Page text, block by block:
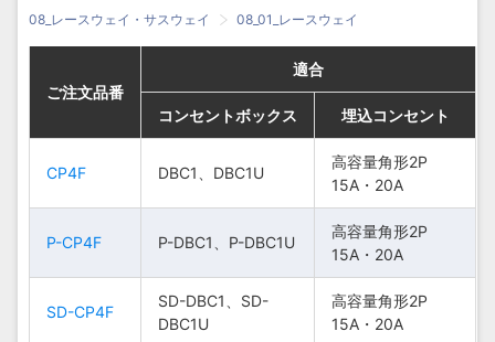
08_レースウェイ・サスウェイ 08_01_レースウェイ
ご注文品番
適合
コンセントボックス 埋込コンセント
CP4F DBC1、DBC1U
高容量角形2P
15A・20A
P-CP4F P-DBC1、P-DBC1U
高容量角形2P
15A・20A
SD-CP4F
SD-DBC1、SD-
DBC1U
高容量角形2P
15A・20A
ご注文品番
適合
コンセントボックス 埋込コンセント
CP4F DBC1、DBC1U
高容量角形2P
15A・20A
P-CP4F P-DBC1、P-DBC1U
高容量角形2P
15A・20A
SD-CP4F
SD-DBC1、SD-
DBC1U
高容量角形2P
15A・20A
ご注文品番
適合
コンセントボックス 埋込コンセント
CP4F DBC1、DBC1U
高容量角形2P
15A・20A
P-CP4F P-DBC1、P-DBC1U
高容量角形2P
15A・20A
SD-CP4F
SD-DBC1、SD-
DBC1U
高容量角形2P
15A・20A
ご注文品番
適合
コンセントボックス 埋込コンセント
CP4F DBC1、DBC1U
高容量角形2P
15A・20A
P-CP4F P-DBC1、P-DBC1U
高容量角形2P
15A・20A
SD-CP4F
SD-DBC1、SD-
DBC1U
高容量角形2P
15A・20A